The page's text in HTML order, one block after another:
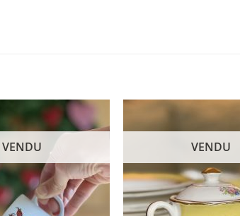
VENDU VENDU